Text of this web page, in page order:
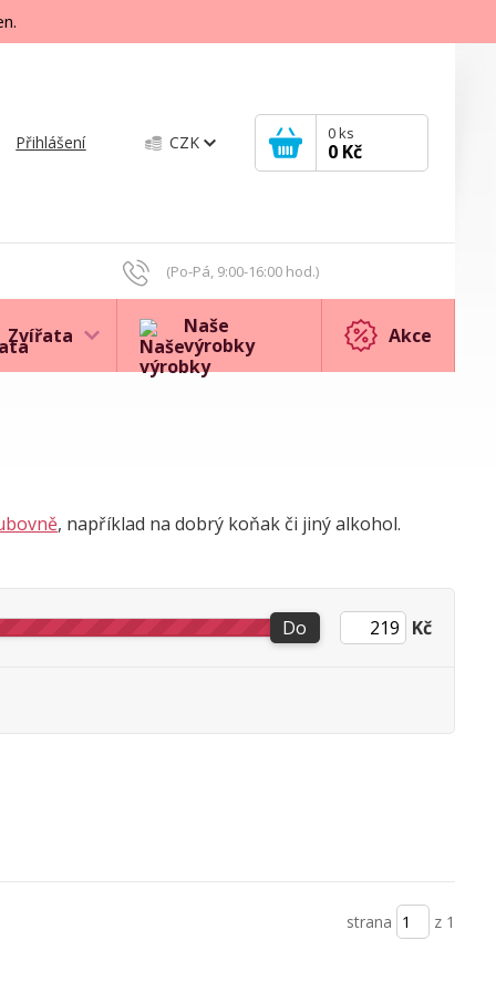
CZK
Přihlášení 0ks
0 Kč
(Po-Pá, 9:00-16:00 hod.)
Zvířata
Naše
výrobky
Akce
, například na dobrý koňak či jiný alkohol.
Do Kč
strana z 1